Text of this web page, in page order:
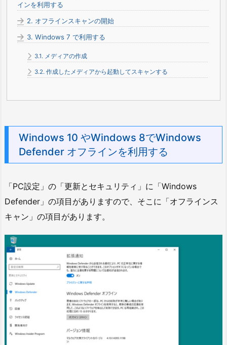
インを利用する
2. オフラインスキャンの開始
3. Windows 7 で利用する
3.1. メディアの作成
3.2. 作成したメディアから起動してスキャンする
Windows 10 やWindows 8でWindows
Defender オフラインを利用する
「PC設定」の「更新とセキュリティ」に「Windows
Defender」の項目がありますので、そこに「オフラインス
キャン」の項目があります。